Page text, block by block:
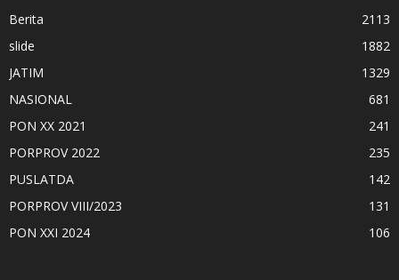
Berita
2113
slide
1882
JATIM
1329
NASIONAL
681
PON XX 2021
241
PORPROV 2022
235
PUSLATDA
142
PORPROV VIII/2023
131
PON XXI 2024
106